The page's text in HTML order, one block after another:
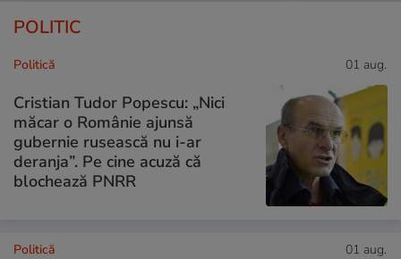
POLITIC
Politică 01 aug.
Cristian Tudor Popescu: „Nici
măcar o Românie ajunsă
gubernie rusească nu i-ar
deranja”. Pe cine acuză că
blochează PNRR
Politică 01 aug.